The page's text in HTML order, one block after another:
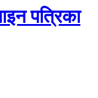
पत्रिका